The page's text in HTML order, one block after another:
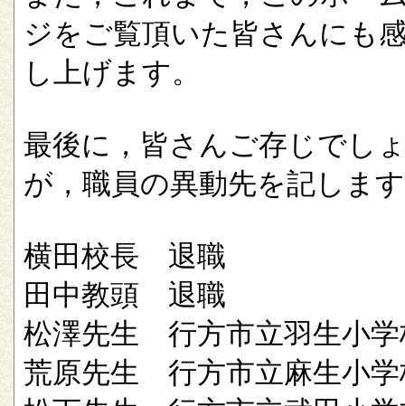
ジをご覧頂いた皆さんにも
し上げます。
最後に，皆さんご存じでし
が，職員の異動先を記しま
横田校長 退職
田中教頭 退職
松澤先生 行方市立羽生小学
荒原先生 行方市立麻生小学